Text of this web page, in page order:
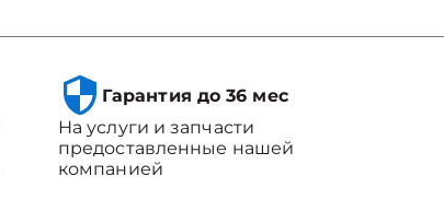
Гарантия до 36 мес
На услуги и запчасти
предоставленные нашей
компанией